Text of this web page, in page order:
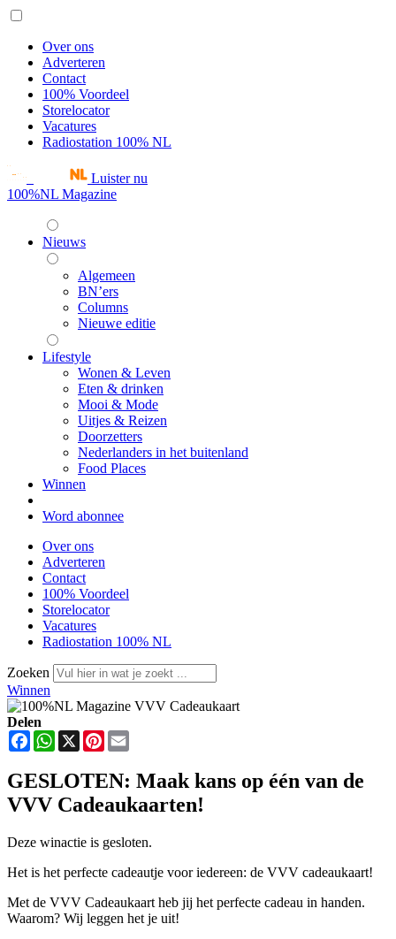
Over ons
Adverteren
Contact
100% Voordeel
Storelocator
Vacatures
Radiostation 100% NL
Luister nu
100%NL Magazine
Nieuws
Algemeen
BN’ers
Columns
Nieuwe editie
Lifestyle
Wonen & Leven
Eten & drinken
Mooi & Mode
Uitjes & Reizen
Doorzetters
Nederlanders in het buitenland
Food Places
Winnen
Word abonnee
Over ons
Adverteren
Contact
100% Voordeel
Storelocator
Vacatures
Radiostation 100% NL
Zoeken
Winnen
Delen
FacebookWhatsApp
X Pinterest
GESLOTEN: Maak kans op één van de
VVV Cadeaukaarten!
Deze winactie is gesloten.
Het is het perfecte cadeautje voor iedereen: de VVV cadeaukaart!
Met de VVV Cadeaukaart heb jij het perfecte cadeau in handen.
Waarom? Wij leggen het je uit!